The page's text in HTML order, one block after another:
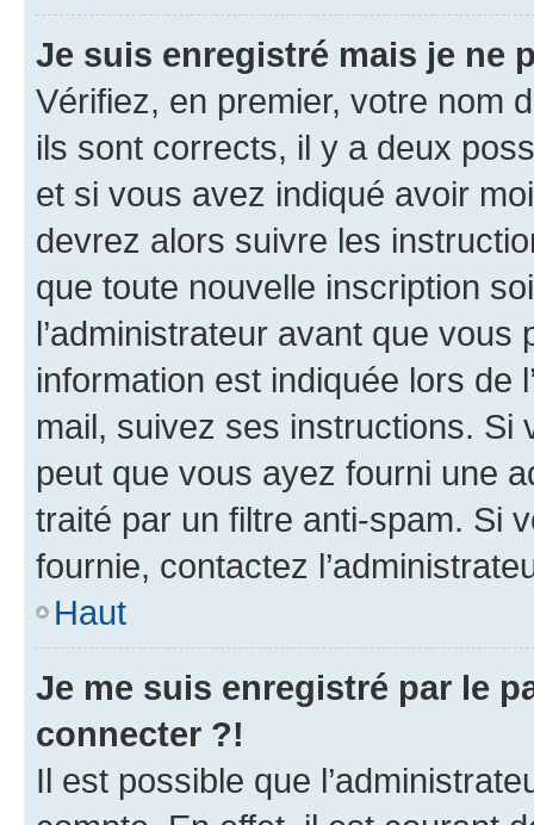
Je suis enregistré mais je ne
Vérifiez, en premier, votre nom
ils sont corrects, il y a deux
et si vous avez indiqué avoir
devrez alors suivre les
que toute nouvelle inscription
l’administrateur avant que
information est indiquée lors de
mail, suivez ses instructions. Si
peut que vous ayez fourni une
traité par un filtre anti-spam. Si
fournie, contactez
Haut
Je me suis enregistré par le
connecter ?!
Il est possible que